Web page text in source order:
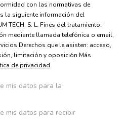
con las normativas de
la siguiente información del
TECH, S. L. Fines del tratamiento:
mediante llamada telefónica o email,
Derechos que le asisten: acceso,
limitación y oposición Más
de privacidad
mis datos para la
mis datos para recibir